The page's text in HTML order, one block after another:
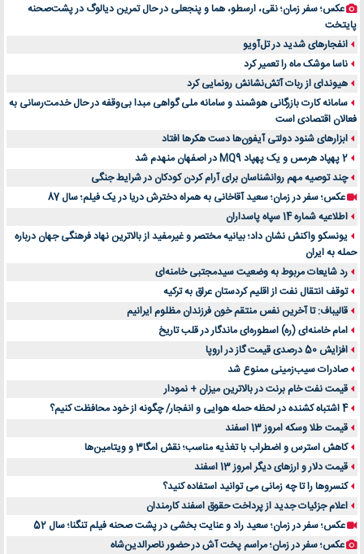
عکس؛ سفر زمان؛ نقی، ارسطو، هما و پنجعلی در حال تمرین دیالوگ در پشت‌صحنه
پایتخت
انفجارهای شدید در تل‌آویو
ناسا موشک ماه را تعمیر کرد
هیوندای از ربات آتش‌نشانش رونمایی کرد
سامانه کارت بازرگانی هوشمند و سامانه ملی گواهی مبدا بی‌وقفه در حال خدمت‌رسانی به
فعالان اقتصادی است
ابزارهای شنود دولتی آیفون‌ها دست هکرها افتاد
2 پهپاد هرمس و یک پهپاد MQ9 در اصفهان منهدم شد
چند توصیه مهم روانشناسان برای آرام کردن کودکان در شرایط جنگی
عکس؛ سفر در زمان؛ سعید آقاخانی به همراه دخترش دریا در یک فیلم؛ سال 87
اطلاعیه شماره 14 سپاه پاسداران
یونسکو واکنش نشان داد؛ بیانیه مختصر و غیرمفید از بالاترین نهاد فرهنگی جهان درباره
حمله به ایران
رد شایعات مربوط به وضعیت سیدمجتبی خامنه‌ای
توقف انتقال نفت از اقلیم کردستان عراق به ترکیه
قالیباف: تا آخرین نفس منتقم خون فرزندان مظلوم ایرانیم
امام خامنه‌ای (ره) اسطوره‌ای ماندگار در قلب تاریخ
افزایش 50 درصدی قیمت گاز در اروپا
صادرات سیب‌زمینی ممنوع شد
قیمت نفت خام برنت در بالاترین میزان + نمودار
4 اشتباه کشنده در لحظه حمله هوایی و انفجار/ چگونه از خود محافظت کنیم؟
قیمت طلا وسکه امروز 13 اسفند
کاهش استرس و اضطراب با تغذیه مناسب؛ نقش امگا3 و ویتامین‌ها
قیمت دلار و ارزهای دیگر امروز 13 اسفند
کنسروها را تا چه زمانی می توانید استفاده کنید؟
اعلام جزئیات جدید از پرداخت حقوق اسفند کارمندان
عکس؛ سفر در زمان؛ سعید راد و عنایت بخشی در پشت صحنه فیلم تنگنا؛ سال 52
عکس؛ سفر در زمان؛ مراسم پخت آش در حضور ناصرالدین‌شاه